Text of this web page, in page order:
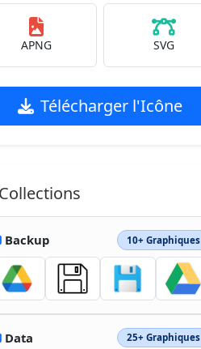
APNG SVG
Télécharger l'Icône
Collections
Backup 10+ Graphiques
Data 25+ Graphiques